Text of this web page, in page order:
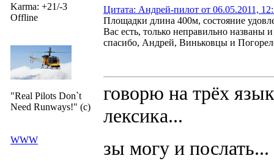
Karma: +21/-3
Offline
"Real Pilots Don`t
Need Runways!" (c)
WWW
Цитата: Андрей-пилот от 06.05.2011,
Площадки длина 400м, состояние
Вас есть, только неправильно названы
спасибо, Андрей, Виньковцы и
говорю на трёх
лексика...
зы могу и послать...